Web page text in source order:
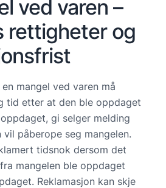
ved varen –
rettigheter og
mangel ved varen må
tid etter at den ble oppdaget
gi selger melding
vil påberope seg mangelen.
tidsnok dersom det
mangelen ble oppdaget
Reklamasjon kan skje